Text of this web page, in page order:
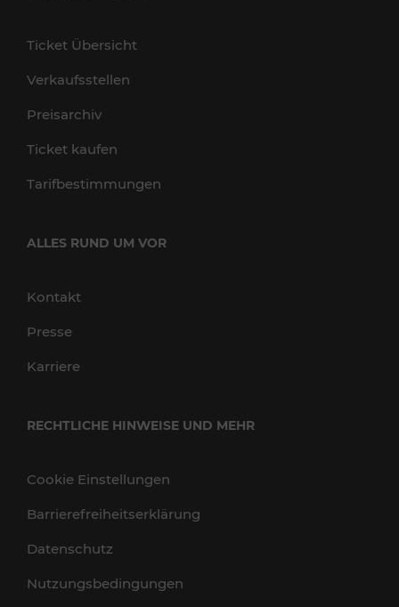
Ticket Übersicht
Verkaufsstellen
Preisarchiv
Ticket kaufen
Tarifbestimmungen
ALLES RUND UM VOR
Kontakt
Presse
Karriere
RECHTLICHE HINWEISE UND MEHR
Cookie Einstellungen
Barrierefreiheitserklärung
Datenschutz
Nutzungsbedingungen